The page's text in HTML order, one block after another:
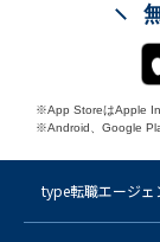
※App StoreはApple
※Android、Google
type転職エージェ